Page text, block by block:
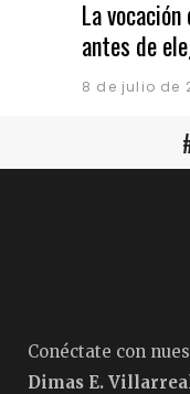
La
antes de
8 de julio de
Conéctate con
Dimas E.